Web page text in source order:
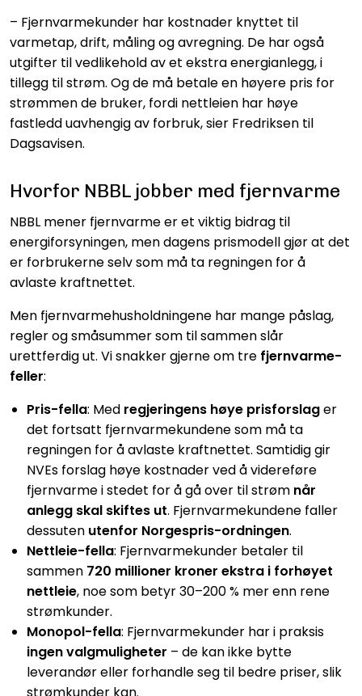
– Fjernvarmekunder har kostnader knyttet til
varmetap, drift, måling og avregning. De har også
utgifter til vedlikehold av et ekstra energianlegg, i
tillegg til strøm. Og de må betale en høyere pris for
strømmen de bruker, fordi nettleien har høye
fastledd uavhengig av forbruk, sier Fredriksen til
Dagsavisen.
Hvorfor NBBL jobber med fjernvarme
NBBL mener fjernvarme er et viktig bidrag til
energiforsyningen, men dagens prismodell gjør at det
er forbrukerne selv som må ta regningen for å
avlaste kraftnettet.
Men fjernvarmehusholdningene har mange påslag,
regler og småsummer som til sammen slår
urettferdig ut. Vi snakker gjerne om tre fjernvarme-
feller:
Pris-fella: Med regjeringens høye prisforslager
det fortsatt fjernvarmekundene som må ta
regningen for å avlaste kraftnettet. Samtidig gir
NVEs forslag høye kostnader ved å videreføre
fjernvarme i stedet for å gå over til strøm når
anlegg skal skiftes ut. Fjernvarmekundene faller
dessuten utenfor Norgespris-ordningen.
Nettleie-fella: Fjernvarmekunder betaler til
sammen 720 millioner kroner ekstra i forhøyet
nettleie, noe som betyr 30–200 % mer enn rene
strømkunder.
Monopol-fella: Fjernvarmekunder har i praksis
ingen valgmuligheter – de kan ikke bytte
leverandør eller forhandle seg til bedre priser, slik
strømkunder kan.